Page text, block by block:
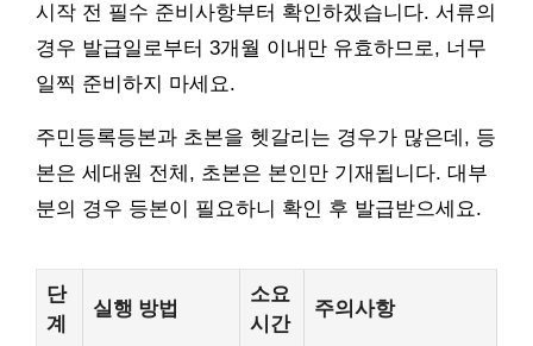
시작 전 필수 준비사항부터 확인하겠습니다. 서류의
경우 발급일로부터 3개월 이내만 유효하므로, 너무
일찍 준비하지 마세요.
주민등록등본과 초본을 헷갈리는 경우가 많은데, 등
본은 세대원 전체, 초본은 본인만 기재됩니다. 대부
분의 경우 등본이 필요하니 확인 후 발급받으세요.
단
계
실행 방법
소요
시간
주의사항